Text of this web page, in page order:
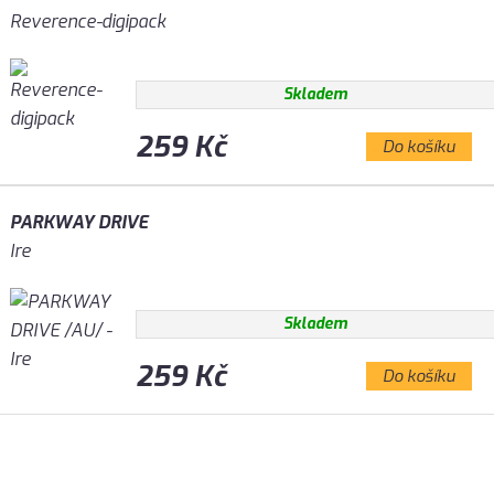
Reverence-digipack
Skladem
259 Kč Do košíku
PARKWAY DRIVE
Ire
Skladem
259 Kč Do košíku